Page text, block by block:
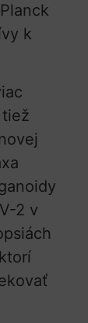
k
2 v